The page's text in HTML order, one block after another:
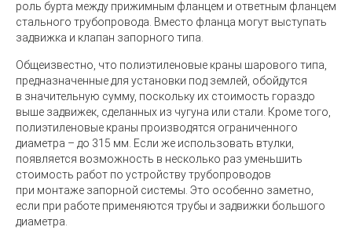
роль бурта между прижимным фланцем и ответным фланцем
стального трубопровода. Вместо фланца могут выступать
задвижка и клапан запорного типа.
Общеизвестно, что полиэтиленовые краны шарового типа,
предназначенные для установки под землей, обойдутся
в значительную сумму, поскольку их стоимость гораздо
выше задвижек, сделанных из чугуна или стали. Кроме того,
полиэтиленовые краны производятся ограниченного
диаметра – до 315 мм. Если же использовать втулки,
появляется возможность в несколько раз уменьшить
стоимость работ по устройству трубопроводов
при монтаже запорной системы. Это особенно заметно,
если при работе применяются трубы и задвижки большого
диаметра.